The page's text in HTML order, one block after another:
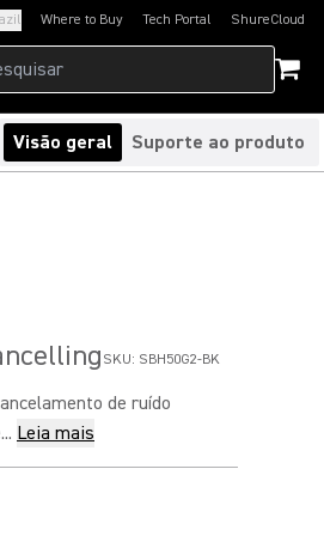
Where to Buy Tech Portal
(Opens in a new tab)ShureCloud
(Opens in a new
Visão geral Suporte ao produto
SKU: SBH50G2-BK
de ruído
Leia mais